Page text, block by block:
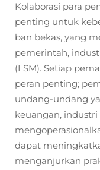
Kolaborasi para
penting untuk
ban bekas, yang
pemerintah,
(LSM). Setiap
peran penting;
undang-undang
keuangan,
dapat
menganjurkan